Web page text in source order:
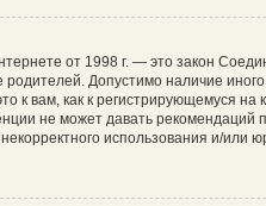
от 1998 г. — это закон
Допустимо наличие
вам, как к регистрирующемуся
не может давать рекомендаций
использования и/или